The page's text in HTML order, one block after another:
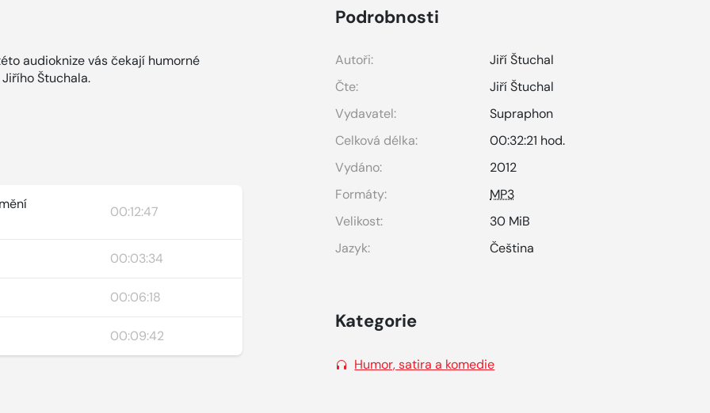
audioknize vás čekají humorné
Štuchala.
00:12:47
00:03:34
00:06:18
00:09:42
Podrobnosti
Autoři:
Jiří Štuchal
Čte:
Jiří Štuchal
Vydavatel:
Supraphon
Celková délka:
00:32:21 hod.
Vydáno:
2012
Formáty:
MP3
Velikost:
30 MiB
Jazyk:
Čeština
Kategorie
Humor, satira a komedie